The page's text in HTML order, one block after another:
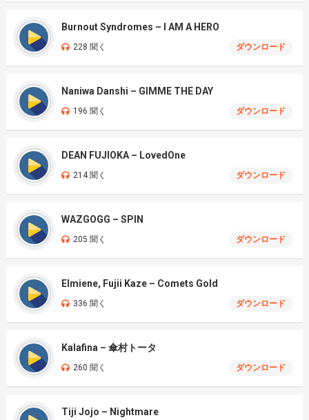
Burnout Syndromes – I AM A HERO
228 聞く ダウンロード
Naniwa Danshi – GIMME THE DAY
196 聞く ダウンロード
DEAN FUJIOKA – LovedOne
214 聞く ダウンロード
WAZGOGG – SPIN
205 聞く ダウンロード
Elmiene, Fujii Kaze – Comets Gold
336 聞く ダウンロード
Kalafina – 傘村トータ
260 聞く ダウンロード
Tiji Jojo – Nightmare